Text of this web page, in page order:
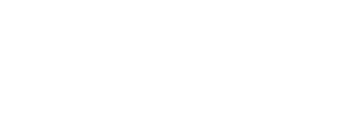
。MJ的眼泪与
国有可靠的课
、学费和住宿
的不只是个人
的。“拍摄